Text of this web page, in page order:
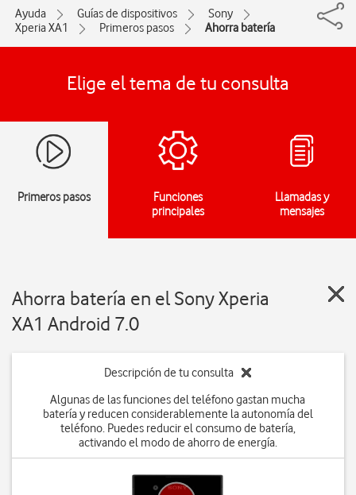
Ayuda Guías de dispositivos
Sony
Xperia XA1
Primeros pasos Ahorra batería
Elige el tema de tu consulta
Primeros pasos
Funciones
principales
Llamadas y
mensajes
Ahorra batería en el Sony Xperia
XA1 Android 7.0
Descripción de tu consulta
Algunas de las funciones del teléfono gastan mucha
batería y reducen considerablemente la autonomía del
teléfono. Puedes reducir el consumo de batería,
activando el modo de ahorro de energía.